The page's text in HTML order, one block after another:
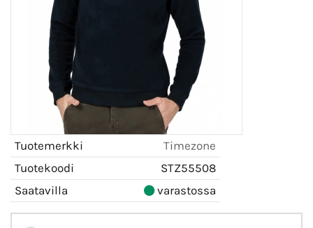
Tuotemerkki
Timezone
Tuotekoodi
STZ55508
Saatavilla
varastossa